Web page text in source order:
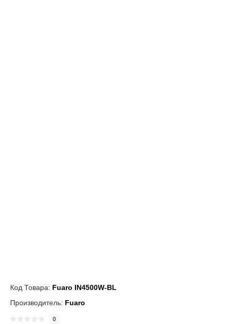
Код Товара: Fuaro IN4500W-BL
Производитель: Fuaro
0